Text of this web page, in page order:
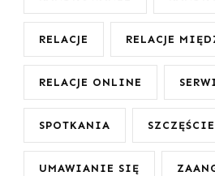
RELACJE RELACJE
RELACJE ONLINE
SPOTKANIA SZCZĘŚCIE
UMAWIANIE SIĘ